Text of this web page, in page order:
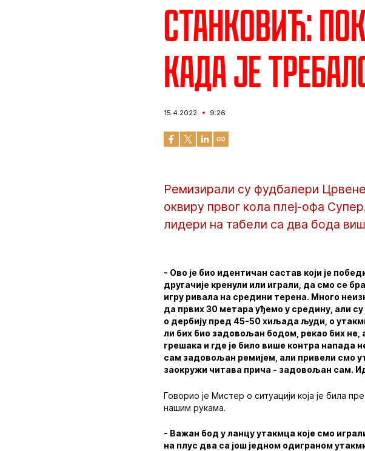
Станковић:
када је
15.4.2022 9:26
Ремизирали су фудбалери
оквиру првог кола плеј-офа
лидери на табели са два бода
- Ово је био идентичан састав који је
другачије кренули или играли, да смо се
игру ривала на средини терена. Много
да првих 30 метара уђемо у средину, али
о дербију пред 45-50 хиљада људи, о
ли бих био задовољан бодом, рекао бих не,
грешака и где је било више контра напада
сам задовољан ремијем, али привели смо
заокружи читава прича - задовољан сам.
Говорио је Мистер о ситуацији која је била
нашим рукама.
- Важан бод у ланцу утакмца које смо
на плус два са још једном одиграном